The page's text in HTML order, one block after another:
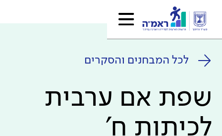
לכל המבחנים והסקרים
שפת אם ערבית
לכיתות ח'